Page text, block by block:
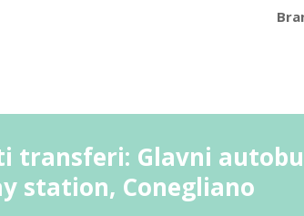
transferi: Glavni
station, Conegliano